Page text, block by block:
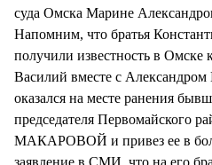
суда Омска Марине
Напомним, что братья
получили известность в Омске
Василий вместе с
оказался на месте ранения
председателя Первомайского
МАКАРОВОЙ и привез ее в
заявление в СМИ, что на его